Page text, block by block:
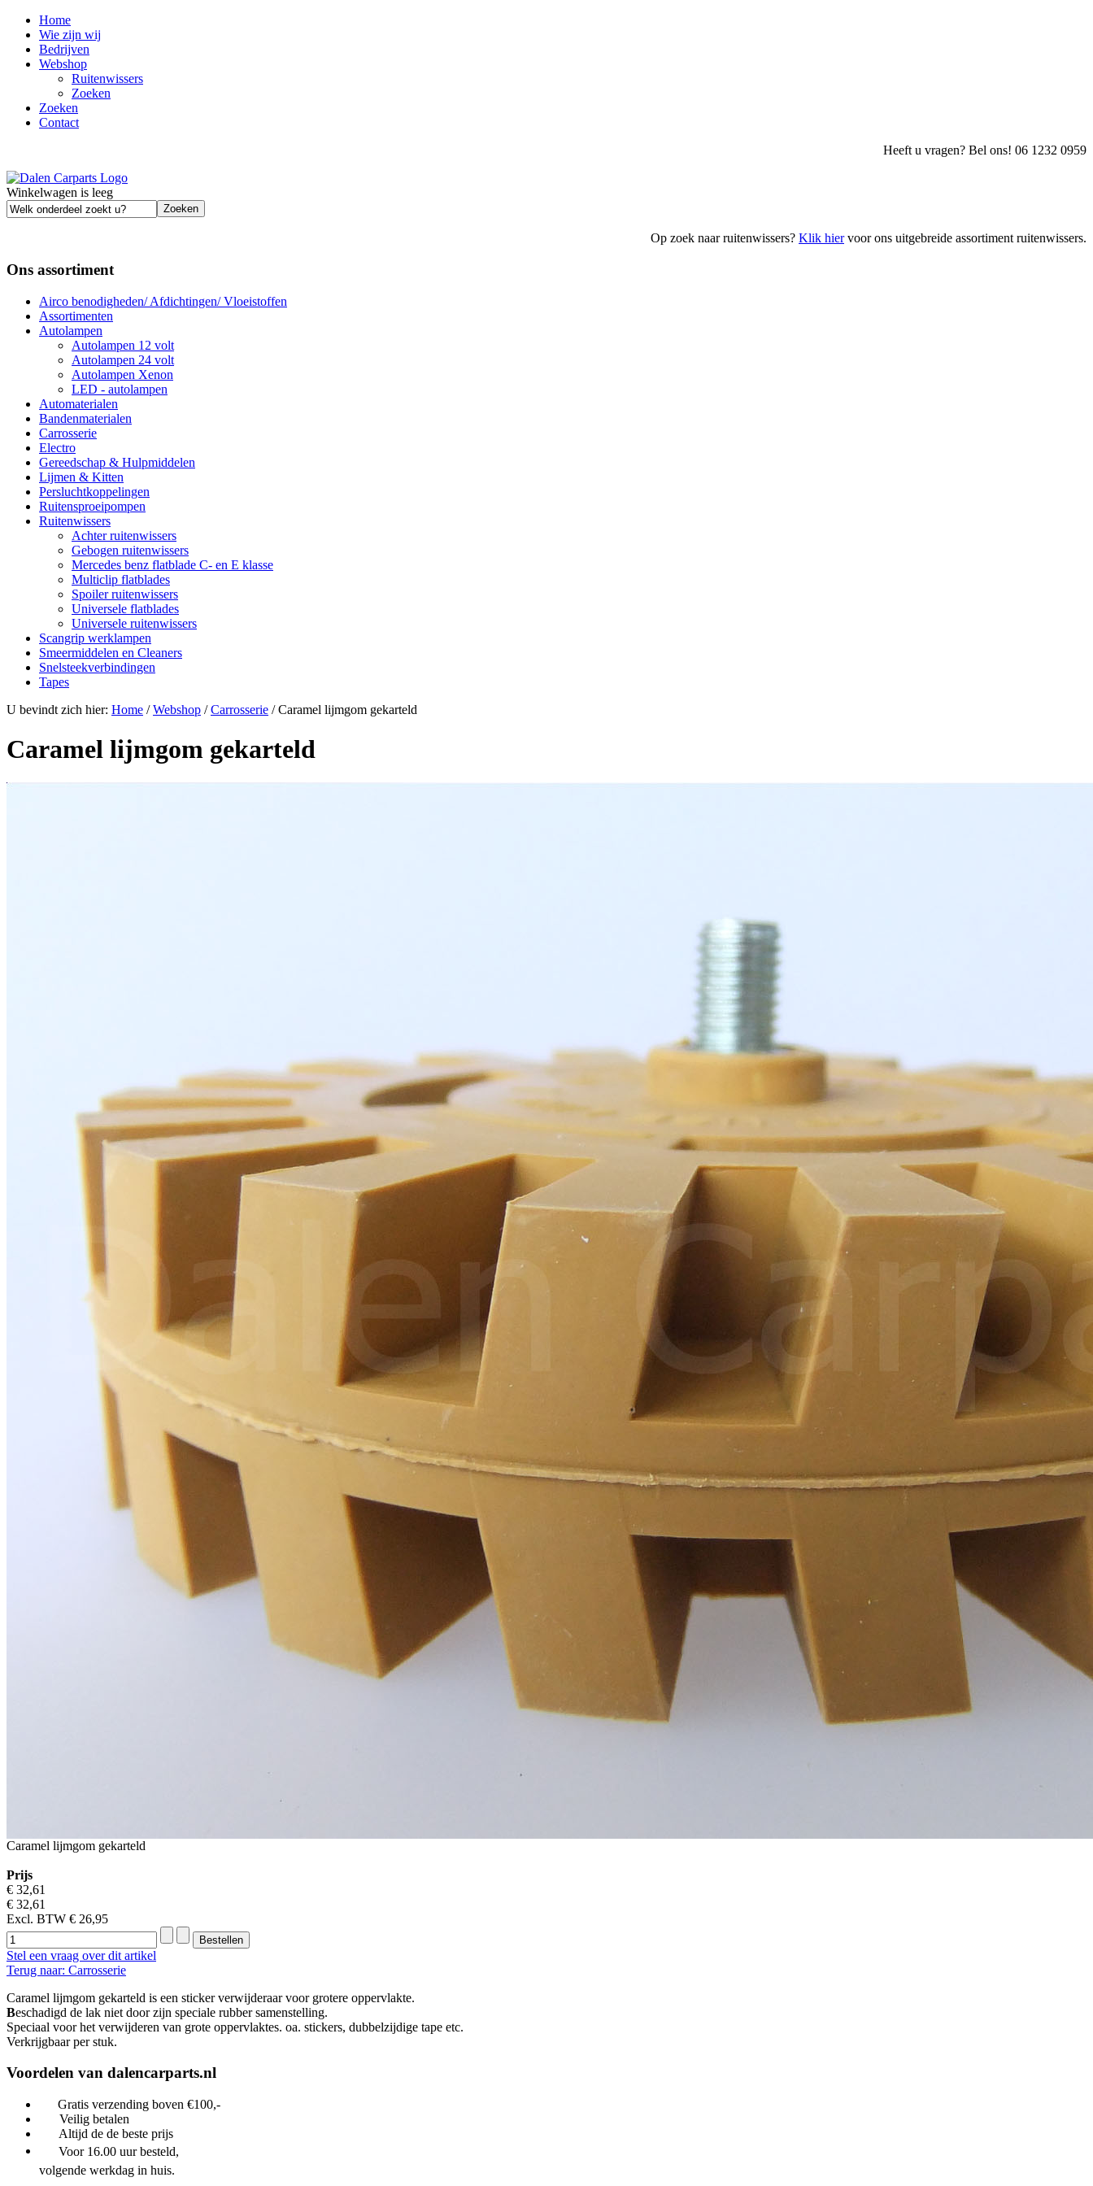
Home
Wie zijn wij
Bedrijven
Webshop
Ruitenwissers
Zoeken
Zoeken
Contact
Heeft u vragen? Bel ons! 06 1232 0959
Winkelwagen is leeg
Op zoek naar ruitenwissers? Klik hiervoor ons uitgebreide assortiment ruitenwissers.
Ons assortiment
Airco benodigheden/ Afdichtingen/ Vloeistoffen
Assortimenten
Autolampen
Autolampen 12 volt
Autolampen 24 volt
Autolampen Xenon
LED - autolampen
Automaterialen
Bandenmaterialen
Carrosserie
Electro
Gereedschap & Hulpmiddelen
Lijmen & Kitten
Persluchtkoppelingen
Ruitensproeipompen
Ruitenwissers
Achter ruitenwissers
Gebogen ruitenwissers
Mercedes benz flatblade C- en E klasse
Multiclip flatblades
Spoiler ruitenwissers
Universele flatblades
Universele ruitenwissers
Scangrip werklampen
Smeermiddelen en Cleaners
Snelsteekverbindingen
Tapes
U bevindt zich hier: Home /Webshop /Carrosserie /Caramel lijmgom gekarteld
Caramel lijmgom gekarteld
Caramel lijmgom gekarteld
Prijs
€ 32,61
€ 32,61
Excl. BTW € 26,95
Stel een vraag over dit artikel
Terug naar: Carrosserie
Caramel lijmgom gekarteld is een sticker verwijderaar voor grotere oppervlakte.
Beschadigd de lak niet door zijn speciale rubber samenstelling.
Speciaal voor het verwijderen van grote oppervlaktes. oa. stickers, dubbelzijdige tape etc.
Verkrijgbaar per stuk.
Voordelen van dalencarparts.nl
Gratis verzending boven €100,-
Veilig betalen
Altijd de de beste prijs
Voor 16.00 uur besteld,
volgende werkdag in huis.